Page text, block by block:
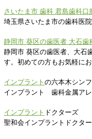
さいたま市 歯科 君島歯科口
埼玉県さいたま市の歯科医
静岡市 葵区の歯医者 大石歯
静岡市 葵区の歯医者、大石
す。初めての方もお気軽に
インプラント の六本木シン
インプラント 歯科金属ア
インプラント ドクターズ
聖和会インプラントドクタ